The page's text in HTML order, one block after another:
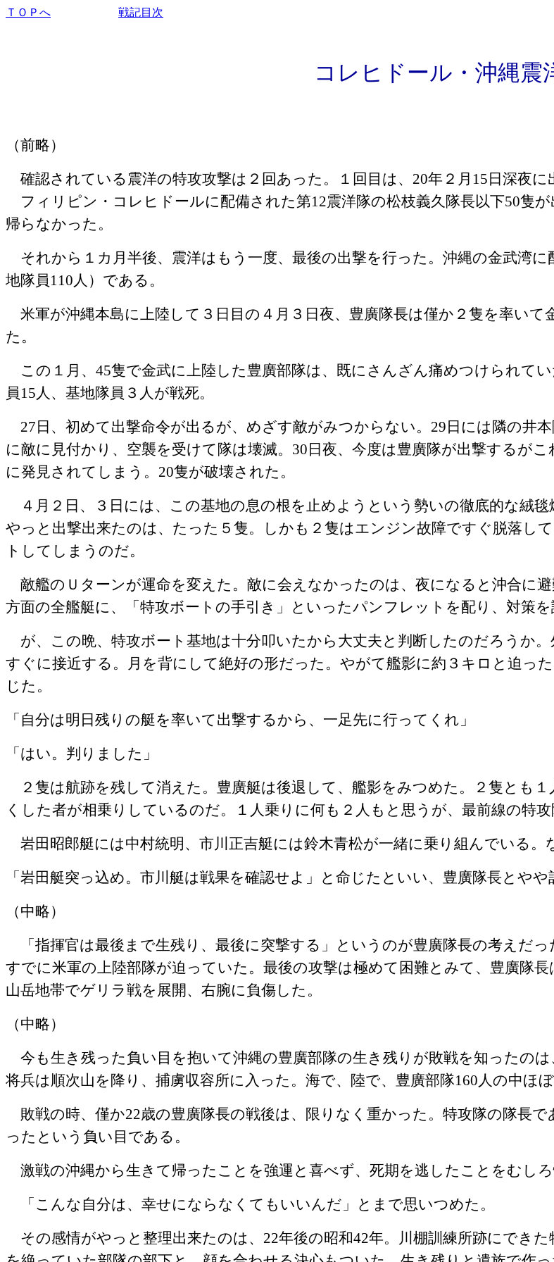
ＴＯＰへ 戦記目次
コレヒドール・沖縄震
（前略）
確認されている震洋の特攻攻撃は２回あった。１回目は、 20年２月 15 日深夜に
フィリピン・コレヒドールに配備された第12震洋隊の松枝義久隊長以下50隻が
帰らなかった。
それから１カ月半後、震洋はもう一度、最後の出撃を行った。沖縄の金武湾に
地隊員 110人）である。
米軍が沖縄本島に上陸して３日目の４月３日夜、豊廣隊長は僅か２隻を率い
た。
この１月、45隻で金武に上陸した豊廣部隊は、既にさんざん痛めつけられてい
員 15人、基地隊員３人が戦死。
27 日、初めて出撃命令が出るが、めざす敵がみつからない。 29 日には隣の井
に敵に見付かり、空襲を受けて隊は壊滅。 30 日夜、今度は豊廣隊が出撃するが
に発見されてしまう。 20隻が破壊された。
４月２日、３日には、この基地の息の根を止めようという勢いの徹底的な絨
やっと出撃出来たのは、たった５隻。しかも２隻はエンジン故障ですぐ脱落し
トしてしまうのだ。
敵艦のＵターンが運命を変えた。敵に会えなかったのは、夜になると沖合に
方面の全艦艇に、「特攻ボートの手引き」といったパンフレットを配り、対策を
が、この晩、特攻ボート基地は十分叩いたから大丈夫と判断したのだろうか
すぐに接近する。月を背にして絶好の形だった。やがて艦影に約３キロと迫っ
じた。
「自分は明日残りの艇を率いて出撃するから、一足先に行ってくれ」
「はい。判りました」
２隻は航跡を残して消えた。豊廣艇は後退して、艦影をみつめた。２隻とも
くした者が相乗りしているのだ。１人乗りに何も２人もと思うが、最前線の特
岩田昭郎艇には中村統明、市川正吉艇には鈴木青松が一緒に乗り組んでいる。
「岩田艇突っ込め。市川艇は戦果を確認せよ」と命じたといい、豊廣隊長とやや
（中略）
「指揮官は最後まで生残り、最後に突撃する」というのが豊廣隊長の考えだ
すでに米軍の上陸部隊が迫っていた。最後の攻撃は極めて困難とみて、豊廣隊
山岳地帯でゲリラ戦を展開、右腕に負傷した。
（中略）
今も生き残った負い目を抱いて沖縄の豊廣部隊の生き残りが敗戦を知ったの
将兵は順次山を降り、捕虜収容所に入った。海で、陸で、豊廣部隊160人の中ほ
敗戦の時、僅か22歳の豊廣隊長の戦後は、限りなく重かった。特攻隊の隊長
ったという負い目である。
激戦の沖縄から生きて帰ったことを強運と喜べず、死期を逃したことをむしろ
「こんな自分は、幸せにならなくてもいいんだ」とまで思いつめた。
その感情がやっと整理出来たのは、 22年後の昭和42年。川棚訓練所跡にでき